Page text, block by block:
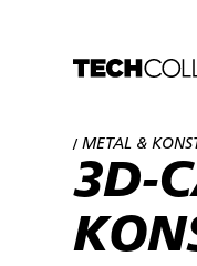
/ METAL &
3D-